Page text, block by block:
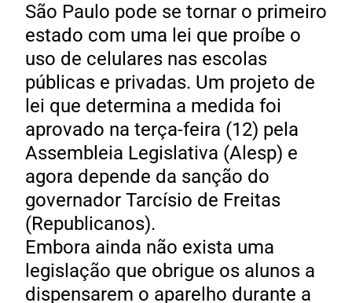
São Paulo pode se tornar o primeiro
estado com uma lei que proíbe o
uso de celulares nas escolas
públicas e privadas. Um projeto de
lei que determina a medida foi
aprovado na terça-feira (12) pela
Assembleia Legislativa (Alesp) e
agora depende da sanção do
governador Tarcísio de Freitas
(Republicanos).
Embora ainda não exista uma
legislação que obrigue os alunos a
dispensarem o aparelho durante a